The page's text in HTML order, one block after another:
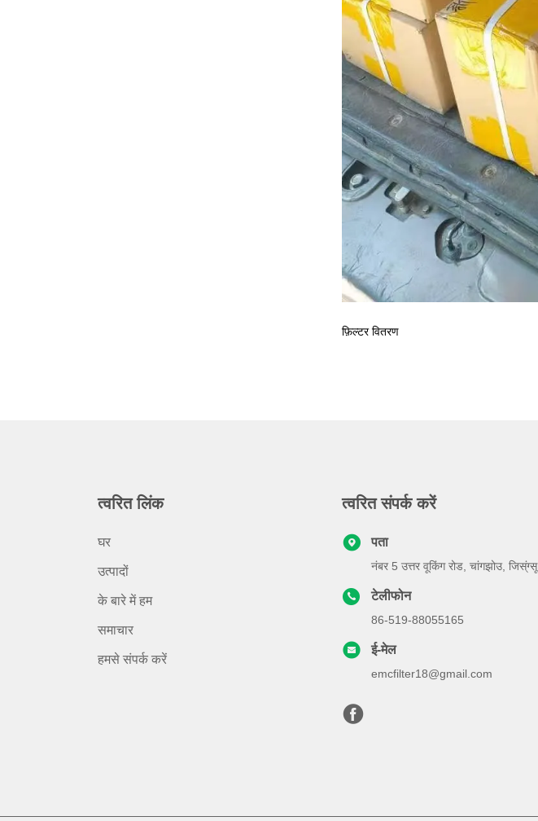
फ़िल्टर वितरण
त्वरित लिंक
घर
उत्पादों
के बारे में हम
समाचार
हमसे संपर्क करें
त्वरित संपर्क करें
पता
नंबर 5 उत्तर वूकिंग रोड, चांगझोउ, जिस्ंग्सू
टेलीफोन
86-519-88055165
ई-मेल
emcfilter18@gmail.com